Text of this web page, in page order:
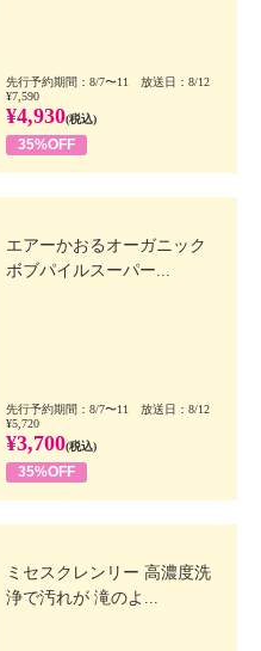
先行予約期間：8/7〜11 放送日：8/12
¥7,590
¥4,930(税込)
35%OFF
エアーかおるオーガニック
ボブパイルスーパー...
先行予約期間：8/7〜11 放送日：8/12
¥5,720
¥3,700(税込)
35%OFF
ミセスクレンリー 高濃度洗
浄で汚れが 滝のよ...